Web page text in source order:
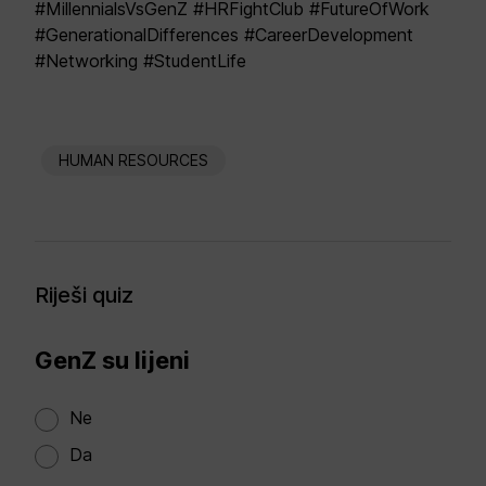
#MillennialsVsGenZ #HRFightClub #FutureOfWork
#GenerationalDifferences #CareerDevelopment
#Networking #StudentLife
HUMAN RESOURCES
Riješi quiz
GenZ su lijeni
Ne
Da